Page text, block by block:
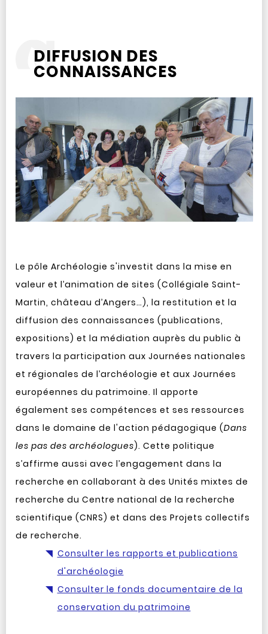
DIFFUSION DES
CONNAISSANCES
Le pôle Archéologie s'investit dans la mise en
valeur et l’animation de sites (Collégiale Saint-
Martin, château d’Angers…), la restitution et la
diffusion des connaissances (publications,
expositions) et la médiation auprès du public à
travers la participation aux Journées nationales
et régionales de l’archéologie et aux Journées
européennes du patrimoine. Il apporte
également ses compétences et ses ressources
dans le domaine de l'action pédagogique (Dans
les pas des archéologues). Cette politique
s’affirme aussi avec l’engagement dans la
recherche en collaborant à des Unités mixtes de
recherche du Centre national de la recherche
scientifique (CNRS) et dans des Projets collectifs
de recherche.
Consulter les rapports et publications
d'archéologie
Consulter le fonds documentaire de la
conservation du patrimoine